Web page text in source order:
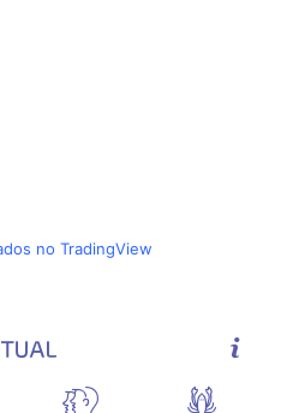
no TradingView